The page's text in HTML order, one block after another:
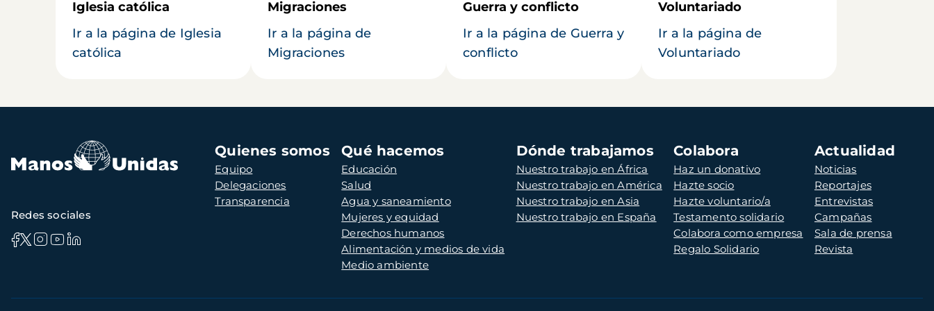
Iglesia católica
Ir a la página de Iglesia
católica
Migraciones
Ir a la página de
Migraciones
Guerra y conflicto
Ir a la página de Guerra y
conflicto
Voluntariado
Ir a la página de
Voluntariado
Navegación
principal
Quienes somos
Equipo
Delegaciones
Transparencia
Qué hacemos
Educación
Salud
Agua y saneamiento
Mujeres y equidad
Derechos humanos
Alimentación y medios de vida
Medio ambiente
Dónde trabajamos
Nuestro trabajo en África
Nuestro trabajo en América
Nuestro trabajo en Asia
Nuestro trabajo en España
Colabora
Haz un donativo
Hazte socio
Hazte voluntario/a
Testamento solidario
Colabora como empresa
Regalo Solidario
Actualidad
Noticias
Reportajes
Entrevistas
Campañas
Sala de prensa
Revista
Redes sociales